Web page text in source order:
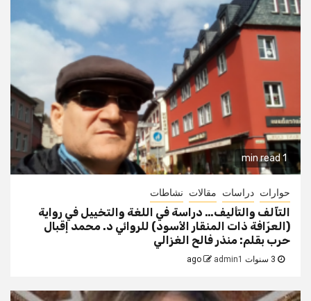
1 min read
حوارات دراسات مقالات نشاطات
التآلف والتأليف… دراسة في اللغة والتخييل في رواية
(العرّافة ذات المنقار الأسود) للروائي د. محمد إقبال
حرب بقلم: منذر فالح الغزالي
admin1